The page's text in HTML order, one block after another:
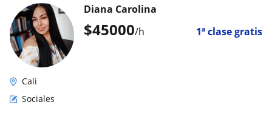
$45000/h 1ª clase gratis
Diana Carolina
Cali
Sociales